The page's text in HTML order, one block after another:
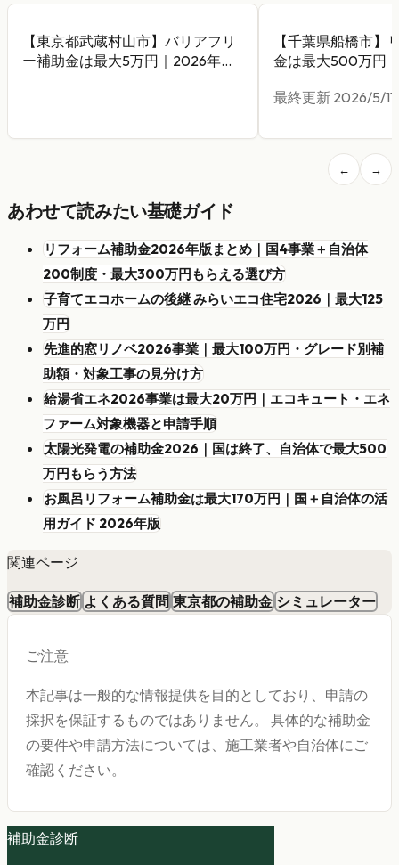
【東京都武蔵村山市】バリアフリ
ー補助金は最大5万円｜2026年版
【千葉県船橋市】
金は最大500万円
最終更新 2026/5/11
← →
あわせて読みたい基礎ガイド
リフォーム補助金2026年版まとめ｜国4事業＋自治体
200制度・最大300万円もらえる選び方
子育てエコホームの後継 みらいエコ住宅2026｜最大125
万円
先進的窓リノベ2026事業｜最大100万円・グレード別補
助額・対象工事の見分け方
給湯省エネ2026事業は最大20万円｜エコキュート・エネ
ファーム対象機器と申請手順
太陽光発電の補助金2026｜国は終了、自治体で最大500
万円もらう方法
お風呂リフォーム補助金は最大170万円｜国＋自治体の活
用ガイド 2026年版
関連ページ
補助金診断 よくある質問 東京都の補助金 シミュレーター
ご注意
本記事は一般的な情報提供を目的としており、申請の
採択を保証するものではありません。 具体的な補助金
の要件や申請方法については、施工業者や自治体にご
確認ください。
補助金診断